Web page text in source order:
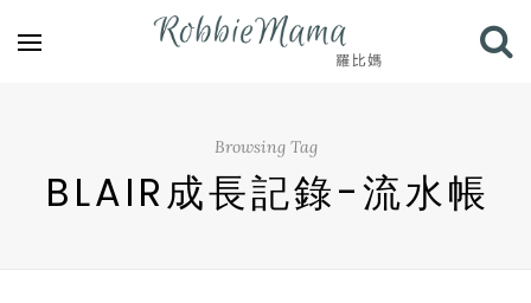
Browsing Tag
BLAIR成長記錄-流水帳